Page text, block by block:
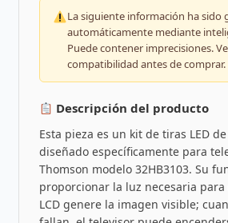
La siguiente información ha sido
automáticamente mediante
Puede contener imprecisiones.
compatibilidad antes de comprar.
Descripción del producto
Esta pieza es un kit de tiras LED
diseñado específicamente para
Thomson modelo 32HB3103. Su
proporcionar la luz necesaria
LCD genere la imagen visible;